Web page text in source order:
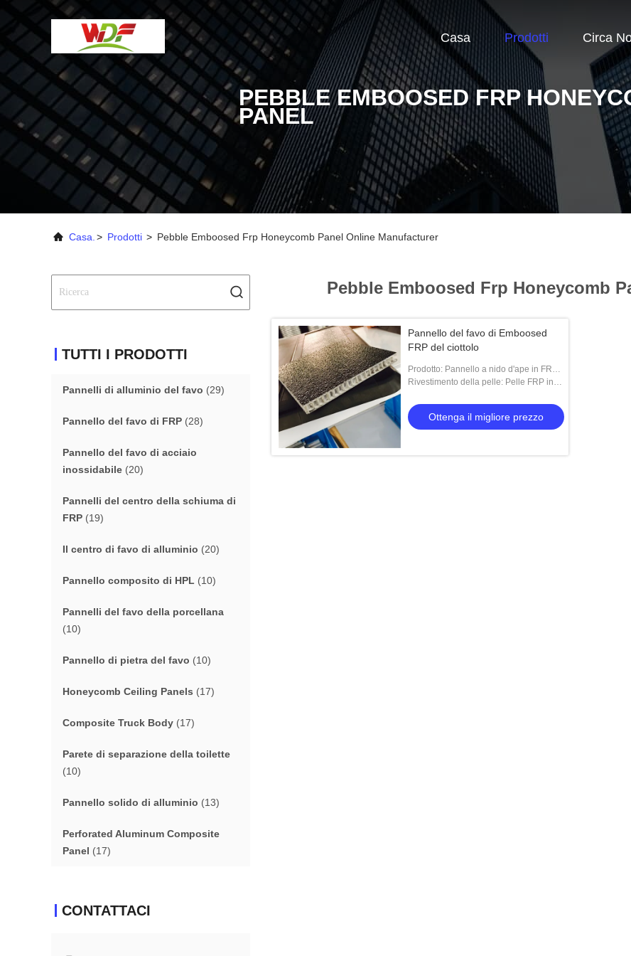
Casa Prodotti Circa
PEBBLE EMBOOSED FRP
PANEL
Casa. > Prodotti > Pebble Emboosed Frp Honeycomb Panel Online Manufacturer
TUTTI I PRODOTTI
Pannelli di alluminio del favo (29)
Pannello del favo di FRP (28)
Pannello del favo di acciaio
inossidabile (20)
Pannelli del centro della schiuma di
FRP (19)
Il centro di favo di alluminio (20)
Pannello composito di HPL (10)
Pannelli del favo della porcellana
(10)
Pannello di pietra del favo (10)
Honeycomb Ceiling Panels (17)
Composite Truck Body (17)
Parete di separazione della toilette
(10)
Pannello solido di alluminio (13)
Perforated Aluminum Composite
Panel (17)
CONTATTACI
Pebble Emboosed Frp Honeycomb
Pannello del favo di Emboosed
FRP del ciottolo
Prodotto: Pannello a nido d'ape in FRP
PP
Rivestimento della pelle: Pelle FRP in
Ottenga il migliore prezzo